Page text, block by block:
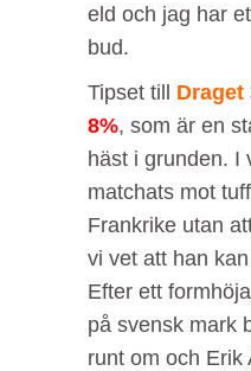
eld och jag har
bud.
Tipset till Draget
8%, som är en
häst i grunden. I
matchats mot
Frankrike utan
vi vet att han
Efter ett
på svensk mark
runt om och Erik